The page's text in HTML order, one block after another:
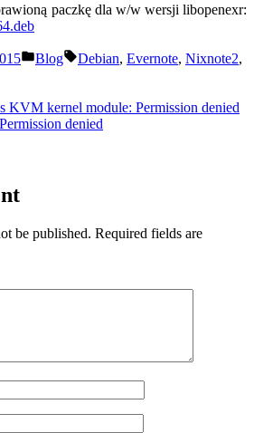
paczkę dla w/w wersji libopenexr:
Posted
Blog Tags:
Debian, Evernote, Nixnote2,
KVM kernel module: Permission denied
denied
be published. Required fields are